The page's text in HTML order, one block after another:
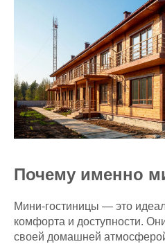
Почему именно
Мини-гостиницы — это
комфорта и доступности.
своей домашней